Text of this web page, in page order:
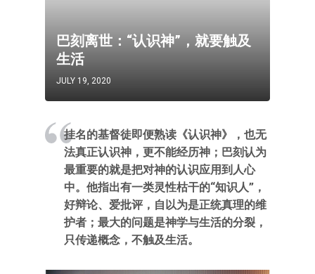
巴刻离世：“认识神”，就要触及
生活
JULY 19, 2020
挂名的基督徒即便熟读《认识神》，也无
法真正认识神，更不能经历神；巴刻认为
最重要的就是把对神的认识应用到人心
中。他指出有一类灵性枯干的“知识人”，
好辩论、爱批评，自以为是正统真理的维
护者；最大的问题是神学与生活的分裂，
只传递概念，不触及生活。